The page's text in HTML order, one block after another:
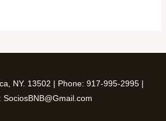
NY. 13502 | Phone: 917-995-2995 |
SociosBNB@Gmail.com